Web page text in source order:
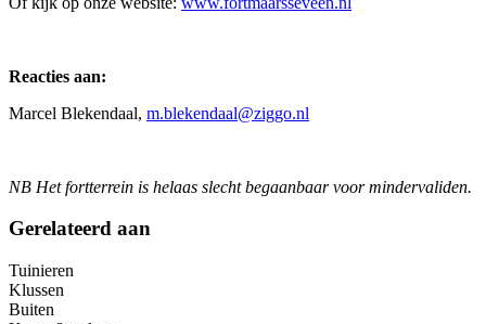
Reacties aan:
Marcel Blekendaal, m.blekendaal@ziggo.nl
NB Het fortterrein is helaas slecht begaanbaar voor mindervaliden.
Gerelateerd aan
Tuinieren
Klussen
Buiten